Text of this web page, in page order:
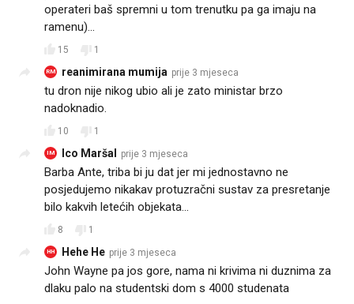
operateri baš spremni u tom trenutku pa ga imaju na
ramenu)...
15 1
RM reanimirana mumija prije 3 mjeseca
tu dron nije nikog ubio ali je zato ministar brzo
nadoknadio.
10 1
IM Ico Maršal prije 3 mjeseca
Barba Ante, triba bi ju dat jer mi jednostavno ne
posjedujemo nikakav protuzračni sustav za presretanje
bilo kakvih letećih objekata...
8 1
HH Hehe He prije 3 mjeseca
John Wayne pa jos gore, nama ni krivima ni duznima za
dlaku palo na studentski dom s 4000 studenata